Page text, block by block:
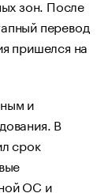
зон. После
перевод
пришелся на
и
В
срок
ОС и